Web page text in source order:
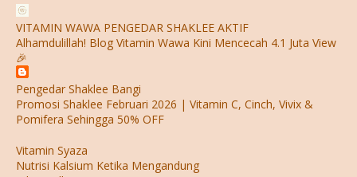
VITAMIN WAWA PENGEDAR SHAKLEE AKTIF
Alhamdulillah! Blog Vitamin Wawa Kini Mencecah 4.1 Juta View
🎉
Pengedar Shaklee Bangi
Promosi Shaklee Februari 2026 | Vitamin C, Cinch, Vivix &
Pomifera Sehingga 50% OFF
Vitamin Syaza
Nutrisi Kalsium Ketika Mengandung